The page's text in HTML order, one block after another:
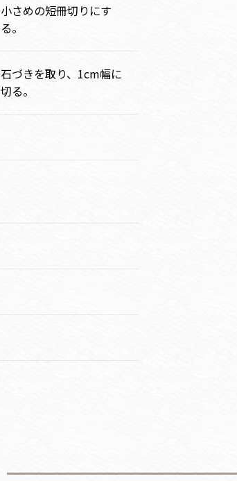
小さめの短冊切りにす
る。
石づきを取り、1cm幅に
切る。